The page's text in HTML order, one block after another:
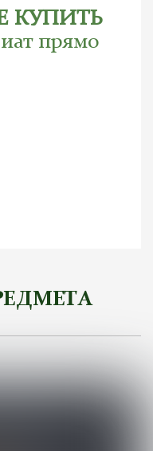
КУПИТЬ
прямо